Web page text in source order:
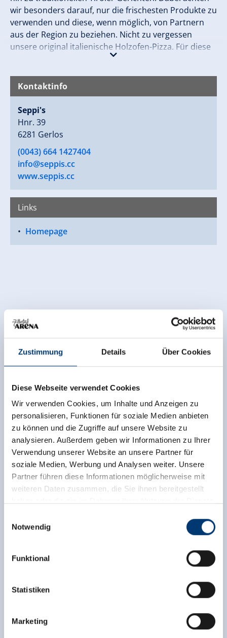
Zustimmung Details Über Cookies
Diese Webseite verwendet Cookies
Wir verwenden Cookies, um Inhalte und Anzeigen zu
personalisieren, Funktionen für soziale Medien anbieten
zu können und die Zugriffe auf unsere Website zu
analysieren. Außerdem geben wir Informationen zu Ihrer
Verwendung unserer Website an unsere Partner für
soziale Medien, Werbung und Analysen weiter. Unsere
Partner führen diese Informationen möglicherweise mit
weiteren Daten zusammen, die Sie ihnen bereitgestellt
Rohr 23// A-6280 Zell am Ziller
www.zillertalarena.com
Notwendig
Funktional
Statistiken
Marketing
wir besonders darauf, nur die frischesten Produkte zu
verwenden und diese, wenn möglich, von Partnern
aus der Region zu beziehen. Nicht zu vergessen
unsere original italienische Holzofen-Pizza. Für diese
verwenden wir nur die besten Zutaten aus Bella Italia!
The Rooftop ist der beste Spot in den verschneiten
Bergen von Gerlos ist um das Leben zu feiern. Solltest
du dich dafür entschieden haben in The Rooftop zu
essen, kann es dir durchaus passieren, dass du auf
einmal tanzend auf einem der Tische landest. Aber
nämlich die DJs langsam die Musik lauter drehen und
von Chillout auf House wechseln, trifft sich hier jeder
um zu feiern.
Kontaktinfo
Seppi's
Hnr. 39
6281 Gerlos
(0043) 664 1427404
info@seppis.cc
www.seppis.cc
Links
Homepage
Jetzt für den newsletter